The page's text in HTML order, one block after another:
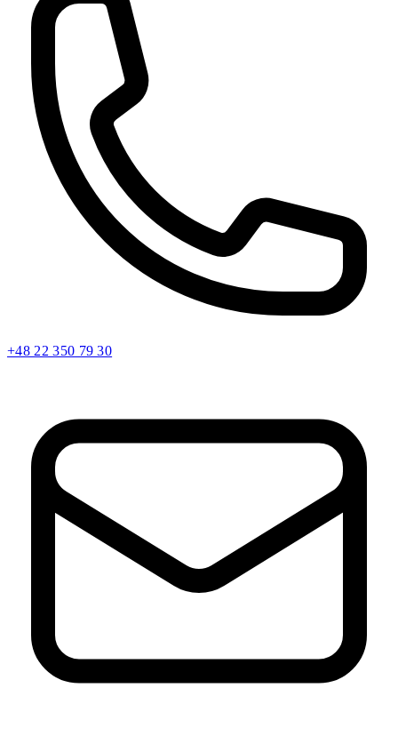
+48 22 350 79 30